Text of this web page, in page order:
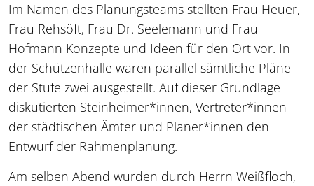
Im Namen des Planungsteams stellten Frau Heuer,
Frau Rehsöft, Frau Dr. Seelemann und Frau
Hofmann Konzepte und Ideen für den Ort vor. In
der Schützenhalle waren parallel sämtliche Pläne
der Stufe zwei ausgestellt. Auf dieser Grundlage
diskutierten Steinheimer*innen, Vertreter*innen
der städtischen Ämter und Planer*innen den
Entwurf der Rahmenplanung.
Am selben Abend wurden durch Herrn Weißfloch,